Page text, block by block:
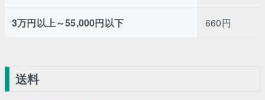
3万円以上～55,000円以下 660円
送料